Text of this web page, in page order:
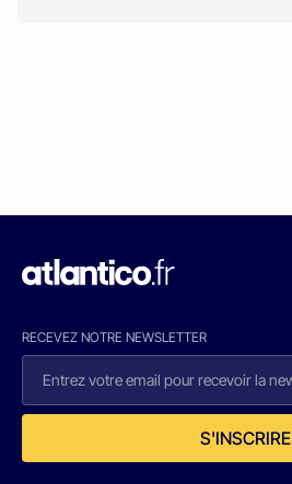
RECEVEZ NOTRE NEWSLETTER
S'INSCRIRE